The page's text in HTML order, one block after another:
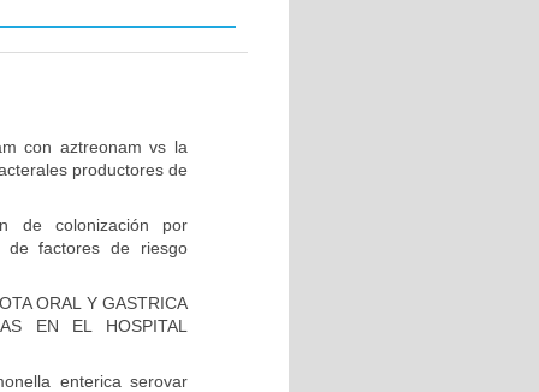
con aztreonam vs la
productores de
de colonización por
de factores de riesgo
ORAL Y GASTRICA
EN EL HOSPITAL
enterica serovar